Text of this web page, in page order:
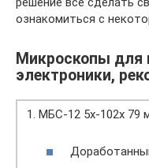
ознакомиться с
Микроскопы для
электроники,
1. МБС-12 5х-102х 79